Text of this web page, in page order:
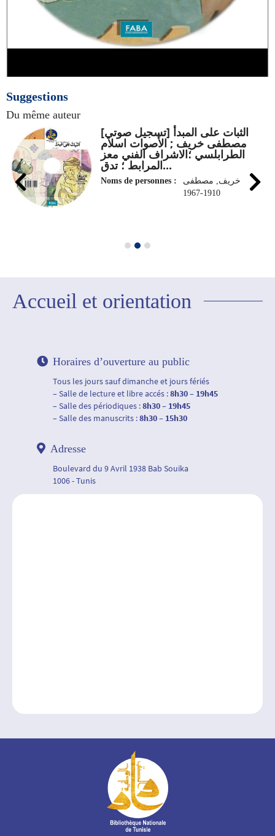
Suggestions
Du même auteur
الثبات على المبدأ [تسجيل صوتي]
مصطفى خريف ; الأصوات اسلام
الطرابلسي ؛الاشراف الفني معز
المرابط ؛ تدق...
Noms de personnes :
خريف, مصطفى
1910-1967
Accueil et orientation
Horaires d’ouverture au public
Tous les jours sauf dimanche et jours fériés
– Salle de lecture et libre accés :8h30 – 19h45
– Salle des périodiques :8h30 – 19h45
– Salle des manuscrits :8h30 – 15h30
Adresse
Boulevard du 9 Avril 1938 Bab Souika
1006 - Tunis